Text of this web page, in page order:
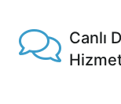
Canlı